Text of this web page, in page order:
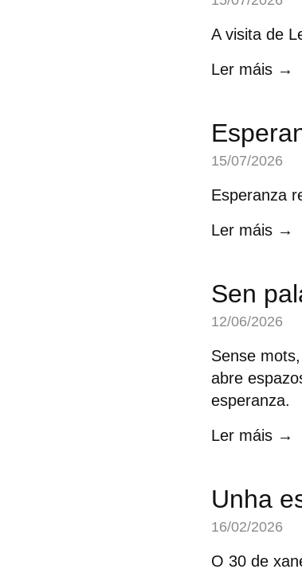
A visita de
Ler máis →
15/07/2026
Esperanza
Ler máis →
Sen
12/06/2026
Sense
abre
esperanza.
Ler máis →
Unha
16/02/2026
O 30 de